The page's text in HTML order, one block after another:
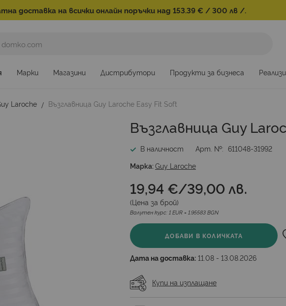
доставка на всички онлайн поръчки над 153.39 € / 300 лв /.
Марки Магазини Дистрибутори Продукти за бизнеса
Laroche
Възглавница Guy Laroche Easy Fit Soft
Възглавница Guy
В наличност Арт. №
611048-31992
Марка:Guy Laroche
19,94 €/39,00 лв.
(Цена за брой)
Валутен курс: 1 EUR = 1.95583 BGN
ДОБАВИ В КОЛИЧКАТА
Дата на доставка: 11.08 - 13.08.2026
Купи на изплащане